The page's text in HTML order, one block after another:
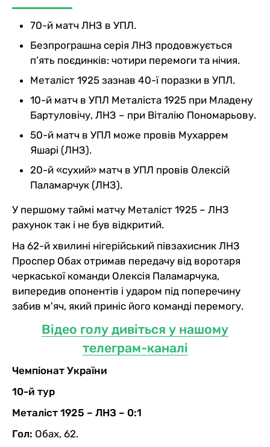
70-й матч ЛНЗ в УПЛ.
Безпрограшна серія ЛНЗ продовжується
п’ять поєдинків: чотири перемоги та нічия.
Металіст 1925 зазнав 40-ї поразки в УПЛ.
10-й матч в УПЛ Металіста 1925 при Младену
Бартуловічу, ЛНЗ – при Віталію Пономарьову.
50-й матч в УПЛ може провів Мухаррем
Яшарі (ЛНЗ).
20-й «сухий» матч в УПЛ провів Олексій
Паламарчук (ЛНЗ).
У першому таймі матчу Металіст 1925 – ЛНЗ
рахунок так і не був відкритий.
На 62-й хвилині нігерійський півзахисник ЛНЗ
Проспер Обах отримав передачу від воротаря
черкаської команди Олексія Паламарчука,
випередив опонентів і ударом під поперечину
забив м'яч, який приніс його команді перемогу.
Відео голу дивіться у нашому
телеграм-каналі
Чемпіонат України
10-й тур
Металіст 1925 – ЛНЗ – 0:1
Гол: Обах, 62.